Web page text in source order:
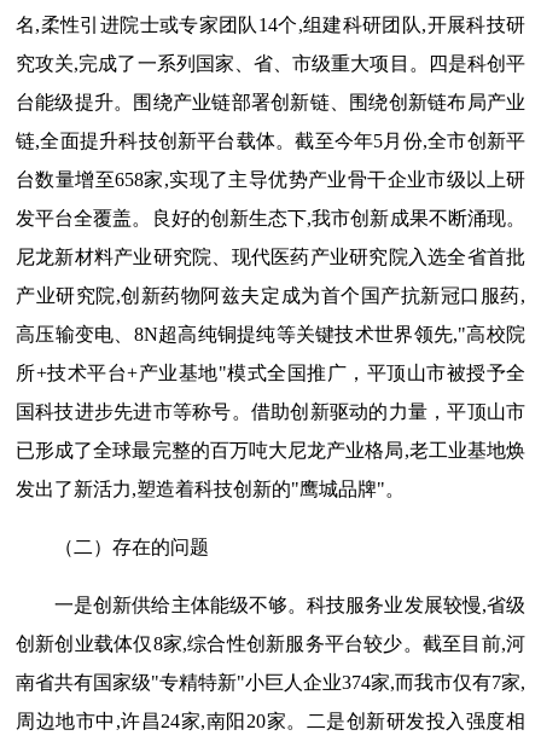
名,柔性引进院士或专家团队14个,组建科研团队,开展科技研
究攻关,完成了一系列国家、省、市级重大项目。四是科创平
台能级提升。围绕产业链部署创新链、围绕创新链布局产业
链,全面提升科技创新平台载体。截至今年5月份,全市创新平
台数量增至658家,实现了主导优势产业骨干企业市级以上研
发平台全覆盖。良好的创新生态下,我市创新成果不断涌现。
尼龙新材料产业研究院、现代医药产业研究院入选全省首批
产业研究院,创新药物阿兹夫定成为首个国产抗新冠口服药,
高压输变电、8N超高纯铜提纯等关键技术世界领先,"高校院
所+技术平台+产业基地"模式全国推广，平顶山市被授予全
国科技进步先进市等称号。借助创新驱动的力量，平顶山市
已形成了全球最完整的百万吨大尼龙产业格局,老工业基地焕
发出了新活力,塑造着科技创新的"鹰城品牌"。
（二）存在的问题
一是创新供给主体能级不够。科技服务业发展较慢,省级
创新创业载体仅8家,综合性创新服务平台较少。截至目前,河
南省共有国家级"专精特新"小巨人企业374家,而我市仅有7家,
周边地市中,许昌24家,南阳20家。二是创新研发投入强度相